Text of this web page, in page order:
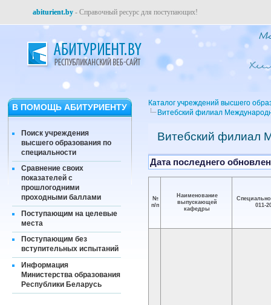
abiturient.by - Справочный ресурс для поступающих!
В ПОМОЩЬ АБИТУРИЕНТУ
Поиск учреждения
высшего образования по
специальности
Сравнение своих
показателей с
прошлогодними
проходными баллами
Поступающим на целевые
места
Поступающим без
вступительных испытаний
Информация
Министерства образования
Республики Беларусь
Каталог учреждений высшего
Витебский филиал
Витебский филиал
Дата последнего
№
п/п
Наименование
выпускающей
кафедры
011-